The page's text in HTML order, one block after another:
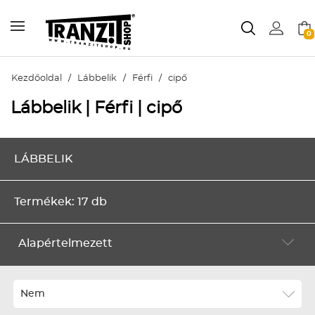
0
Kezdőoldal / Lábbelik / Férfi / cipő
Lábbelik | Férfi | cipő
LÁBBELIK
Termékek: 17 db
Alapértelmezett
Alapértelmezett
Legújabbak
Nem